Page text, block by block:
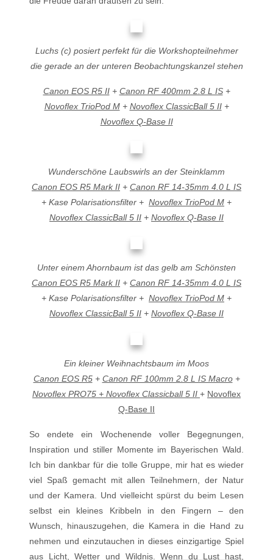
Luchs (c) posiert perfekt für die Workshopteilnehmer
die gerade an der unteren Beobachtungskanzel stehen
Canon EOS R5 II+ Canon RF 400mm 2.8 L IS+
Novoflex TrioPod M+ Novoflex ClassicBall 5 II+
Novoflex Q-Base II
Wunderschöne Laubswirls an der Steinklamm
Canon EOS R5 Mark II + Canon RF 14-35mm 4.0 L IS
+ Kase Polarisationsfilter + Novoflex TrioPod M +
Novoflex ClassicBall 5 II + Novoflex Q-Base II
Unter einem Ahornbaum ist das gelb am Schönsten
Canon EOS R5 Mark II + Canon RF 14-35mm 4.0 L IS
+ Kase Polarisationsfilter + Novoflex TrioPod M +
Novoflex ClassicBall 5 II + Novoflex Q-Base II
Ein kleiner Weihnachtsbaum im Moos
Canon EOS R5+ Canon RF 100mm 2.8 L IS Macro+
Novoflex PRO75 + Novoflex Classicball 5 II + Novoflex
Q-Base II
So endete ein Wochenende voller Begegnungen,
Inspiration und stiller Momente im Bayerischen Wald.
Ich bin dankbar für die tolle Gruppe, mir hat es wieder
viel Spaß gemacht mit allen Teilnehmern, der Natur
und der Kamera. Und vielleicht spürst du beim Lesen
selbst ein kleines Kribbeln in den Fingern – den
Wunsch, hinauszugehen, die Kamera in die Hand zu
nehmen und einzutauchen in dieses einzigartige Spiel
aus Licht, Wetter und Wildnis.Wenn du Lust hast,